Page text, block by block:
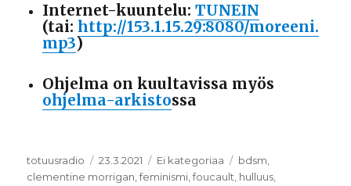
Internet-kuuntelu:TUNEIN
(tai:http://153.1.15.29:8080/moreeni.
mp3)
Ohjelma on kuultavissa myös
ohjelma-arkistossa
Kirjoittaja
totuusradio Julkaistu
23.3.2021 Kategoriat
Ei kategoriaa Avainsanat
bdsm,
clementine morrigan,feminismi,foucault, hulluus,